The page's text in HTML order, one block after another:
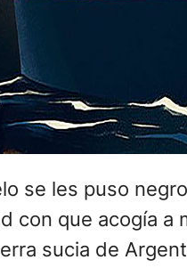
se les puso
con que acogía
sucia de